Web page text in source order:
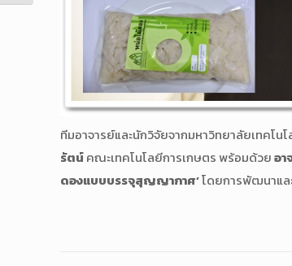
ทีมอาจารย์และนักวิจัยจากมหาวิทยาลัยเทคโ
รัตน์คณะเทคโนโลยีการเกษตร พร้อมด้วยอ
ดองแบบบรรจุสุญญากาศ’โดยการพัฒนาแ